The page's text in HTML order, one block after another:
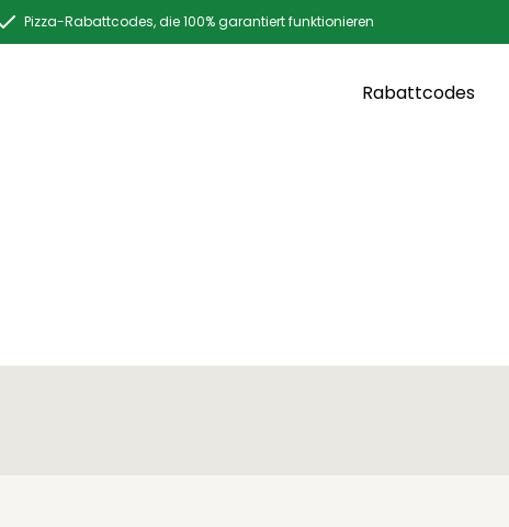
Pizza-Rabattcodes, die 100% garantiert funktionieren
Rabattcodes